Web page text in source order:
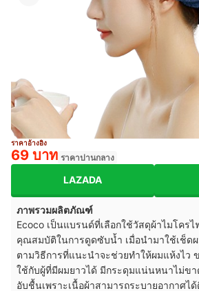
ราคาอ้างอิง
69 บาท ราคาปานกลาง
LAZADA
ภาพรวมผลิตภัณฑ์
Ecoco เป็นแบรนด์ที่เลือกใช้วัสดุผ้าไมโครไ
คุณสมบัติในการดูดซับน้ำ เมื่อนำมาใช้เช็ด
ตามวิธีการที่แนะนำจะช่วยทำให้ผมแห้งไว
ใช้กับผู้ที่มีผมยาวได้ มีกระดุมแน่นหนาไม่ขา
อับชื้นเพราะเนื้อผ้าสามารถระบายอากาศไ